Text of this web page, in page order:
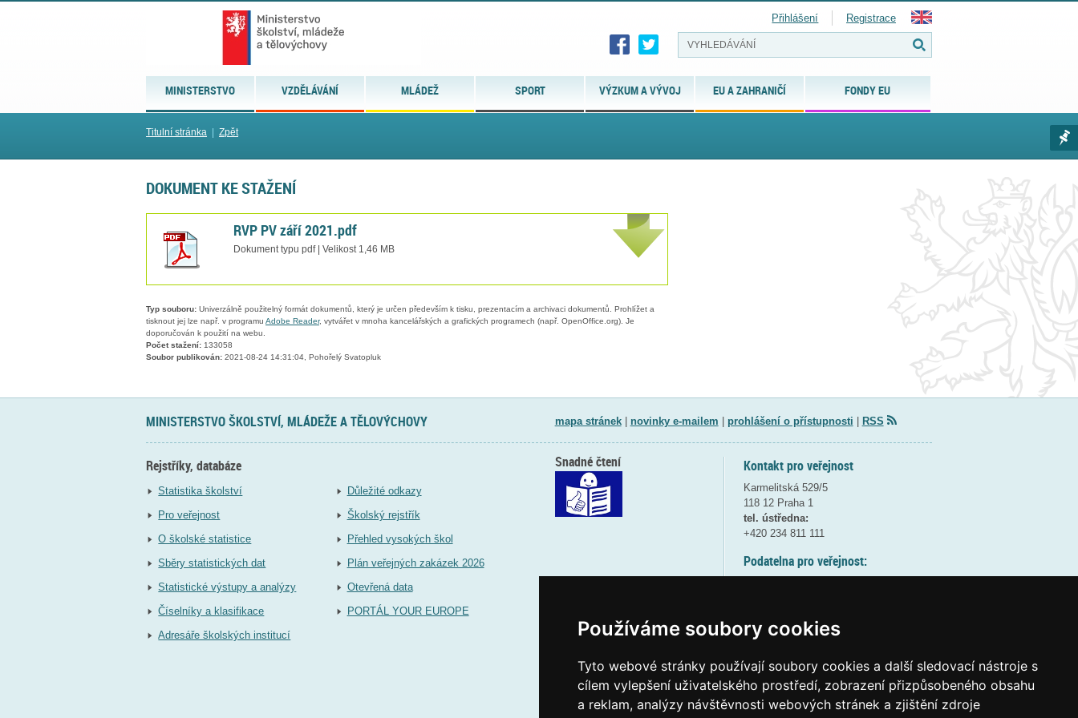
Používáme soubory cookies
Tyto webové stránky používají soubory cookies a další sledovací nástroje s
cílem vylepšení uživatelského prostředí, zobrazení přizpůsobeného obsahu
a reklam, analýzy návštěvnosti webových stránek a zjištění zdroje
MINISTERSTVO VZDĚLÁVÁNÍ MLÁDEŽ SPORT VÝZKUM A VÝVOJ EU A ZAHRANIČÍ FONDY EU
Přihlášení Registrace
Titulní stránka Zpět
DOKUMENT KE STAŽENÍ
RVP PV září 2021.pdf
Dokument typu pdf | Velikost 1,46 MB
Typ souboru: Univerzálně použitelný formát dokumentů, který je určen především k tisku, prezentacím a archivaci dokumentů. Prohlížet a
tisknout jej lze např. v programu Adobe Reader, vytvářet v mnoha kancelářských a grafických programech (např. OpenOffice.org). Je
doporučován k použití na webu.
Počet stažení: 133058
Soubor publikován: 2021-08-24 14:31:04, Pohořelý Svatopluk
MINISTERSTVO ŠKOLSTVÍ, MLÁDEŽE A TĚLOVÝCHOVY mapa stránek| novinky e-mailem prohlášení o přístupnosti RSS
Rejstříky, databáze
Statistika školství
Pro veřejnost
O školské statistice
Sběry statistických dat
Statistické výstupy a analýzy
Číselníky a klasifikace
Adresáře školských institucí
Důležité odkazy
Školský rejstřík
Přehled vysokých škol
Plán veřejných zakázek 2026
Otevřená data
PORTÁL YOUR EUROPE
Kontakt pro veřejnost
Karmelitská 529/5
118 12 Praha 1
tel. ústředna:
+420 234 811 111
Podatelna pro veřejnost:
(více informací
Elektronická podatelna:
posta@msmtgov cz
Snadné čtení